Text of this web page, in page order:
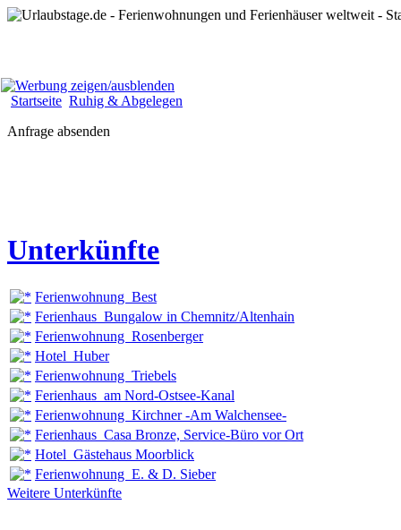
Startseite Ruhig & Abgelegen
Anfrage absenden
Unterkünfte
Ferienwohnung Best
Ferienhaus Bungalow in Chemnitz/Altenhain
Ferienwohnung Rosenberger
Hotel Huber
Ferienwohnung Triebels
Ferienhaus am Nord-Ostsee-Kanal
Ferienwohnung Kirchner -Am Walchensee-
Ferienhaus Casa Bronze, Service-Büro vor Ort
Hotel Gästehaus Moorblick
Ferienwohnung E. & D. Sieber
Weitere Unterkünfte